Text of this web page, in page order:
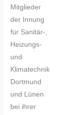
Mitglieder
der Innung
für Sanitär-,
Heizungs-
und
Klimatechnik
Dortmund
und Lünen
bei ihrer